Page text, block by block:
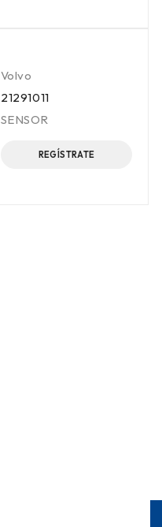
Volvo
21291011
SENSOR
REGÍSTRATE